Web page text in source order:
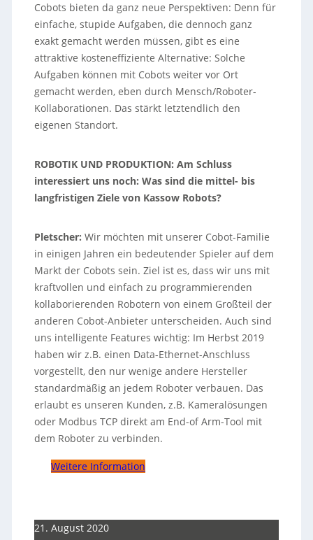
Cobots bieten da ganz neue Perspektiven: Denn für
einfache, stupide Aufgaben, die dennoch ganz
exakt gemacht werden müssen, gibt es eine
attraktive kosteneffiziente Alternative: Solche
Aufgaben können mit Cobots weiter vor Ort
gemacht werden, eben durch Mensch/Roboter-
Kollaborationen. Das stärkt letztendlich den
eigenen Standort.
ROBOTIK UND PRODUKTION: Am Schluss
interessiert uns noch: Was sind die mittel- bis
langfristigen Ziele von Kassow Robots?
Pletscher: Wir möchten mit unserer Cobot-Familie
in einigen Jahren ein bedeutender Spieler auf dem
Markt der Cobots sein. Ziel ist es, dass wir uns mit
kraftvollen und einfach zu programmierenden
kollaborierenden Robotern von einem Großteil der
anderen Cobot-Anbieter unterscheiden. Auch sind
uns intelligente Features wichtig: Im Herbst 2019
haben wir z.B. einen Data-Ethernet-Anschluss
vorgestellt, den nur wenige andere Hersteller
standardmäßig an jedem Roboter verbauen. Das
erlaubt es unseren Kunden, z.B. Kameralösungen
oder Modbus TCP direkt am End-of Arm-Tool mit
dem Roboter zu verbinden.
Weitere Information
21. August 2020